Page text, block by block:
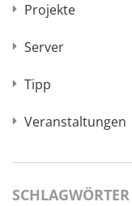
Projekte
Server
Tipp
Veranstaltungen
SCHLAGWÖRTER